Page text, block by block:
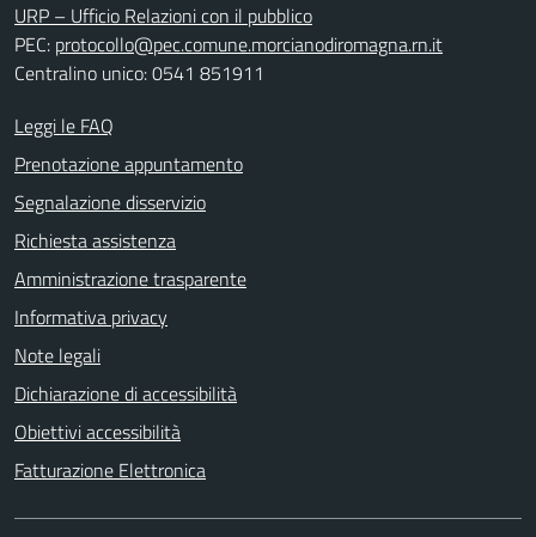
URP – Ufficio Relazioni con il pubblico
PEC: protocollo@pec.comune.morcianodiromagna.rn.it
Centralino unico: 0541 851911
Leggi le FAQ
Prenotazione appuntamento
Segnalazione disservizio
Richiesta assistenza
Amministrazione trasparente
Informativa privacy
Note legali
Dichiarazione di accessibilità
Obiettivi accessibilità
Fatturazione Elettronica